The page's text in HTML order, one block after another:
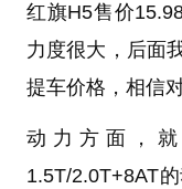
红旗H5售价
力度很大，后面
提车价格，相信
动力方面，
1.5T/2.0T+8AT